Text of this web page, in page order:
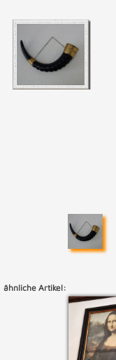
ähnliche Artikel: